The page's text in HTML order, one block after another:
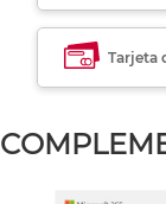
Tarjeta